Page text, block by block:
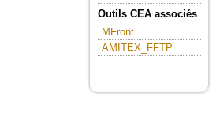
Outils CEA associés
MFront
AMITEX_FFTP